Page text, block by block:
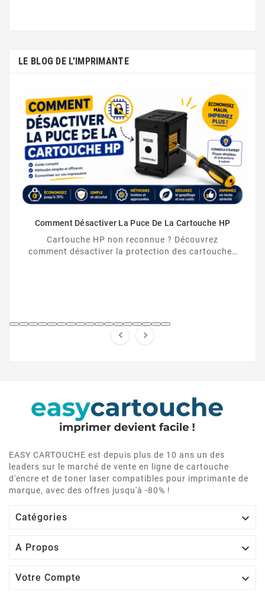
LE BLOG DE L'IMPRIMANTE
Comment Désactiver La Puce De La Cartouche HP
Cartouche HP non reconnue ? Découvrez
comment désactiver la protection des cartouches
 
EASY CARTOUCHE est depuis plus de 10 ans un des
leaders sur le marché de vente en ligne de cartouche
d'encre et de toner laser compatibles pour imprimante de
marque, avec des offres jusqu'à -80% !
Catégories 
A Propos 
Votre Compte 